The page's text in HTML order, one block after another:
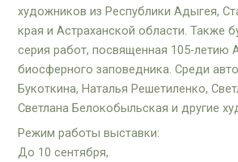
художников из Республики Адыгея,
края и Астраханской области. Также
серия работ, посвященная 105-летию
биосферного заповедника. Среди
Букоткина, Наталья Решетиленко,
Светлана Белокобыльская и другие
Режим работы выставки:
До 10 сентября,